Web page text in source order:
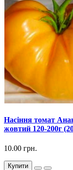
Насіння томат
жовтий 120-200г
10.00 грн.
Купити